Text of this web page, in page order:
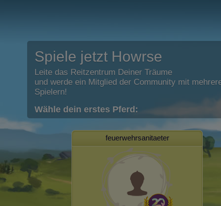
Spiele jetzt Howrse
Leite das Reitzentrum Deiner Träume
und werde ein Mitglied der Community mit
Spielern!
Wähle dein erstes Pferd:
feuerwehrsanitaeter